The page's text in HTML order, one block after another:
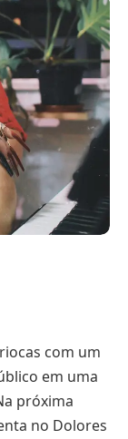
com um
em uma
próxima
no Dolores